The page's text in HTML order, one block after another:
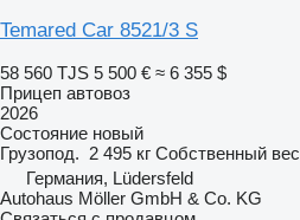
Temared Car 8521/3 S
58 560 TJS 5 500 € ≈ 6 355 $
Прицеп автовоз
2026
Состояние новый
Грузопод. 2 495 кг Собственный вес
Германия, Lüdersfeld
Autohaus Möller GmbH & Co. KG